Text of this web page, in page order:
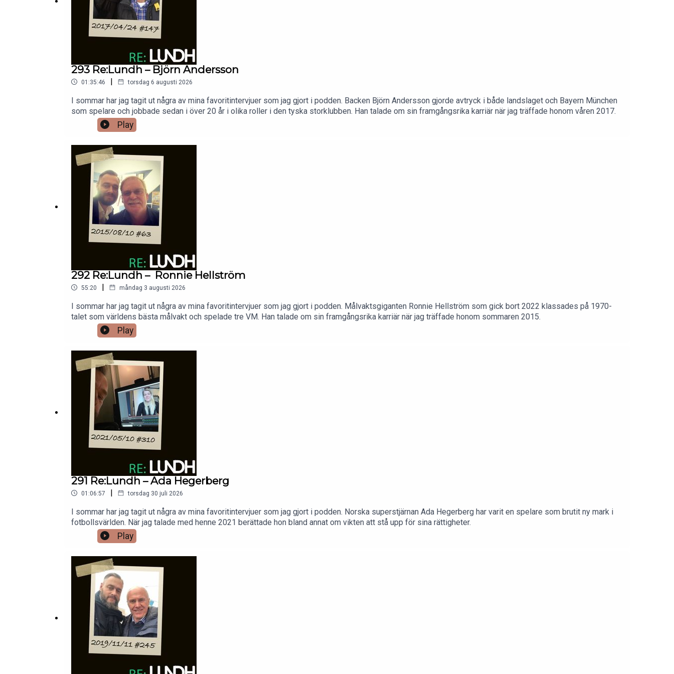
293 Re:Lundh – Björn Andersson
01:35:46 | torsdag 6 augusti 2026
I sommar har jag tagit ut några av mina favoritintervjuer som jag gjort i podden. Backen Björn Andersson gjorde avtryck i både landslaget och Bayern München
som spelare och jobbade sedan i över 20 år i olika roller i den tyska storklubben. Han talade om sin framgångsrika karriär när jag träffade honom våren 2017.
Play
292 Re:Lundh – Ronnie Hellström
55:20 | måndag 3 augusti 2026
I sommar har jag tagit ut några av mina favoritintervjuer som jag gjort i podden. Målvaktsgiganten Ronnie Hellström som gick bort 2022 klassades på 1970-
talet som världens bästa målvakt och spelade tre VM. Han talade om sin framgångsrika karriär när jag träffade honom sommaren 2015.
Play
291 Re:Lundh – Ada Hegerberg
01:06:57 | torsdag 30 juli 2026
I sommar har jag tagit ut några av mina favoritintervjuer som jag gjort i podden. Norska superstjärnan Ada Hegerberg har varit en spelare som brutit ny mark i
fotbollsvärlden. När jag talade med henne 2021 berättade hon bland annat om vikten att stå upp för sina rättigheter.
Play